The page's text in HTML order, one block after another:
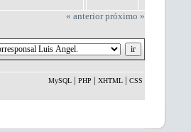
« anterior próximo »
MySQL | PHP | XHTML | CSS